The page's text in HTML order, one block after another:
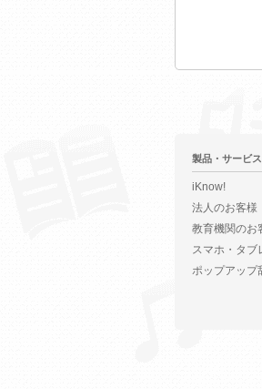
製品・サービス
iKnow!
法人のお客様
教育機関のお
スマホ・タブ
ポップアップ